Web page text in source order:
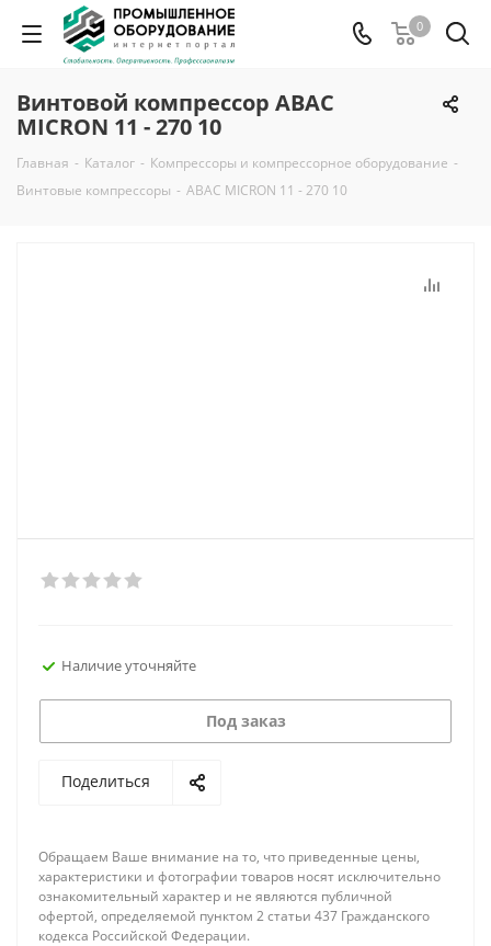
0
Винтовой компрессор ABAC
MICRON 11 - 270 10
Главная - Каталог - Компрессоры и компрессорное оборудование -
Винтовые компрессоры - ABAC MICRON 11 - 270 10
Наличие уточняйте
Под заказ
Поделиться
Обращаем Ваше внимание на то, что приведенные цены,
характеристики и фотографии товаров носят исключительно
ознакомительный характер и не являются публичной
офертой, определяемой пунктом 2 статьи 437 Гражданского
кодекса Российской Федерации.